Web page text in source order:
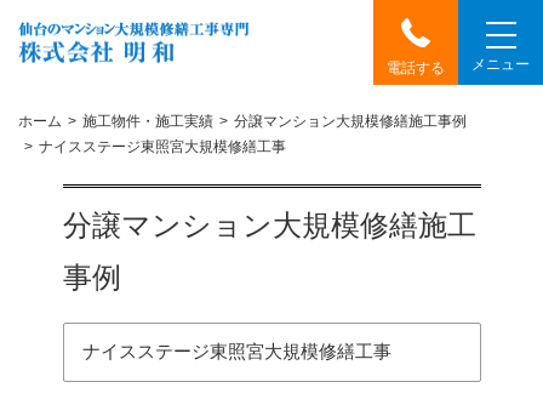
電話する メニュー
ホーム 施工物件・施工実績
分譲マンション大規模修繕施工事例
ナイスステージ東照宮大規模修繕工事
分譲マンション大規模修繕施工
事例
ナイスステージ東照宮大規模修繕工事